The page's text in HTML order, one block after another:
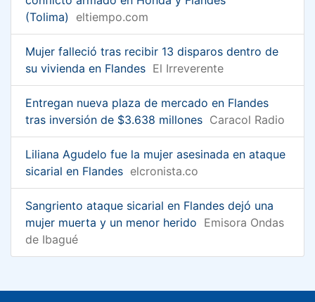
(Tolima)
eltiempo.com
Mujer falleció tras recibir 13 disparos dentro de
su vivienda en Flandes El Irreverente
Entregan nueva plaza de mercado en Flandes
tras inversión de $3.638 millones Caracol Radio
Liliana Agudelo fue la mujer asesinada en ataque
sicarial en Flandes elcronista.co
Sangriento ataque sicarial en Flandes dejó una
mujer muerta y un menor herido Emisora Ondas
de Ibagué